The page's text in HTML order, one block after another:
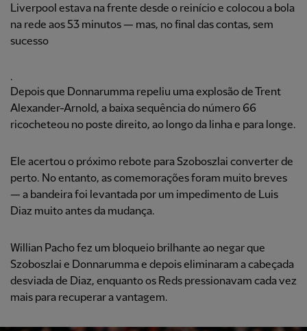
Liverpool estava na frente desde o reinício e colocou a bola
na rede aos 53 minutos — mas, no final das contas, sem
sucesso
.
Depois que Donnarumma repeliu uma explosão de Trent
Alexander-Arnold, a baixa sequência do número 66
ricocheteou no poste direito, ao longo da linha e para longe.
Ele acertou o próximo rebote para Szoboszlai converter de
perto. No entanto, as comemorações foram muito breves
— a bandeira foi levantada por um impedimento de Luis
Diaz muito antes da mudança.
Willian Pacho fez um bloqueio brilhante ao negar que
Szoboszlai e Donnarumma e depois eliminaram a cabeçada
desviada de Diaz, enquanto os Reds pressionavam cada vez
mais para recuperar a vantagem.